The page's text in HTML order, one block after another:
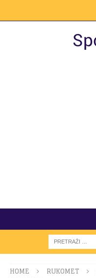
HOME RUKOMET